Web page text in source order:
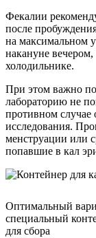
Фекалии
после
на максимальном
накануне
холодильнике.
При этом важно
лабораторию не
противном случае
исследования.
менструации или
попавшие в кал
Оптимальный
специальный
для сбора